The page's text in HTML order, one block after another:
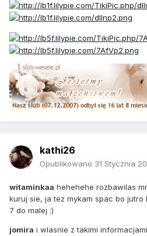
kathi26
Opublikowano 31 Stycznia
witaminkaa hehehehe rozbawilas
kuruj sie, ja tez mykam spac bo
7 do malej :)
jomira i wlasnie z takimi